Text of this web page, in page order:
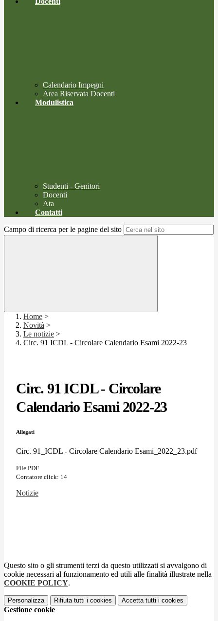
Calendario Impegni
Area Riservata Docenti
Modulistica
Studenti - Genitori
Docenti
Ata
Contatti
Campo di ricerca per le pagine del sito
Home >
Novità >
Le notizie >
Circ. 91 ICDL - Circolare Calendario Esami 2022-23
Circ. 91 ICDL - Circolare
Calendario Esami 2022-23
Allegati
Circ. 91_ICDL - Circolare Calendario Esami_2022_23.pdf
File PDF
Contatore click: 14
Notizie
Questo sito o gli strumenti terzi da questo utilizzati si avvalgono di
cookie necessari al funzionamento ed utili alle finalità illustrate nella
COOKIE POLICY.
Personalizza Rifiuta tutti i cookies Accetta tutti i cookies
Gestione cookie